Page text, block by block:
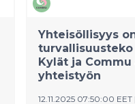
Yhteisöllisyys
turvallisuusteko
Kylät ja
yhteistyön
12.11.2025 07:50:00 EET